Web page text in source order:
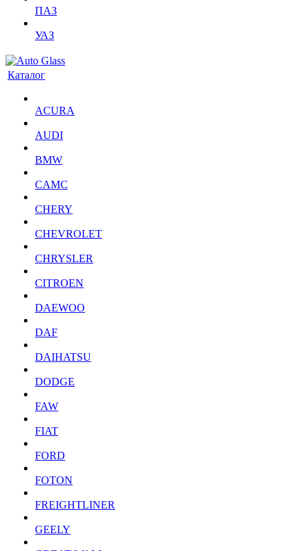
ПАЗ
УАЗ
Каталог
ACURA
AUDI
BMW
CAMC
CHERY
CHEVROLET
CHRYSLER
CITROEN
DAEWOO
DAF
DAIHATSU
DODGE
FAW
FIAT
FORD
FOTON
FREIGHTLINER
GEELY